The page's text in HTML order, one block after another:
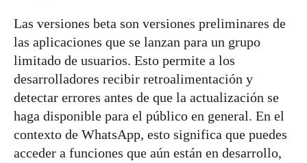
Las versiones beta son versiones preliminares de
las aplicaciones que se lanzan para un grupo
limitado de usuarios. Esto permite a los
desarrolladores recibir retroalimentación y
detectar errores antes de que la actualización se
haga disponible para el público en general. En el
contexto de WhatsApp, esto significa que puedes
acceder a funciones que aún están en desarrollo,